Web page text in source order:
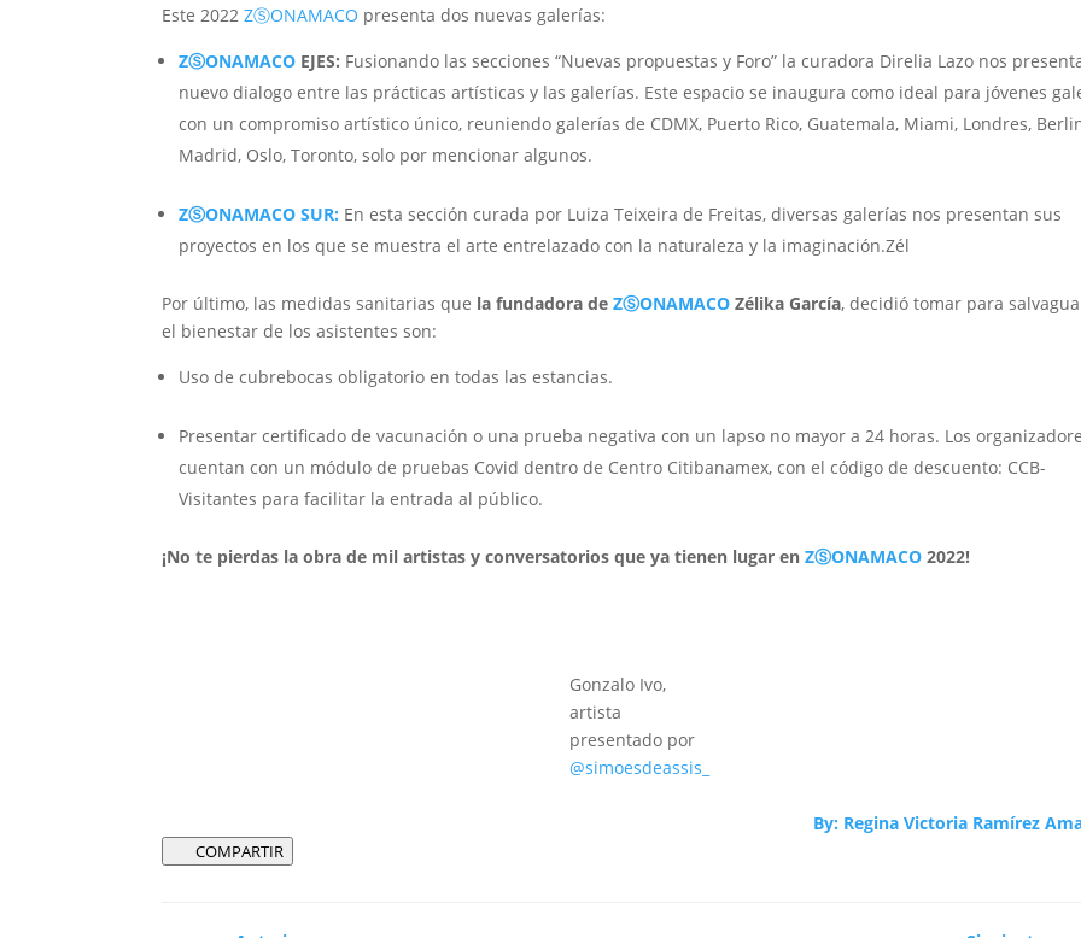
Este 2022ZⓈONAMACO presenta dos nuevas galerías:
ZⓈONAMACO EJES: Fusionando las secciones “Nuevas propuestas y Foro” la curadora Direlia Lazo nos
nuevo dialogo entre las prácticas artísticas y las galerías. Este espacio se inaugura como ideal para jóvenes
con un compromiso artístico único, reuniendo galerías de CDMX, Puerto Rico, Guatemala, Miami, Londres,
Madrid, Oslo, Toronto, solo por mencionar algunos.
ZⓈONAMACO SUR: En esta sección curada por Luiza Teixeira de Freitas, diversas galerías nos presentan sus
proyectos en los que se muestra el arte entrelazado con la naturaleza y la imaginación.Zél
Por último, las medidas sanitarias que la fundadora deZⓈONAMACO Zélika García, decidió tomar para
el bienestar de los asistentes son:
Uso de cubrebocas obligatorio en todas las estancias.
Presentar certificado de vacunación o una prueba negativa con un lapso no mayor a 24 horas. Los
cuentan con un módulo de pruebas Covid dentro de Centro Citibanamex, con el código de descuento: CCB-
Visitantes para facilitar la entrada al público.
¡No te pierdas la obra de mil artistas y conversatorios que ya tienen lugar enZⓈONAMACO 2022!
Gonzalo Ivo,
artista
presentado por
@simoesdeassis_
By: Regina Victoria Ramírez
COMPARTIR